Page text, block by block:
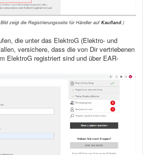
zeigt die Registrierungsseite für Händler aufKaufland.)
die unter das ElektroG (Elektro- und
versichere, dass die von Dir vertriebenen
ElektroG registriert sind und über EAR-